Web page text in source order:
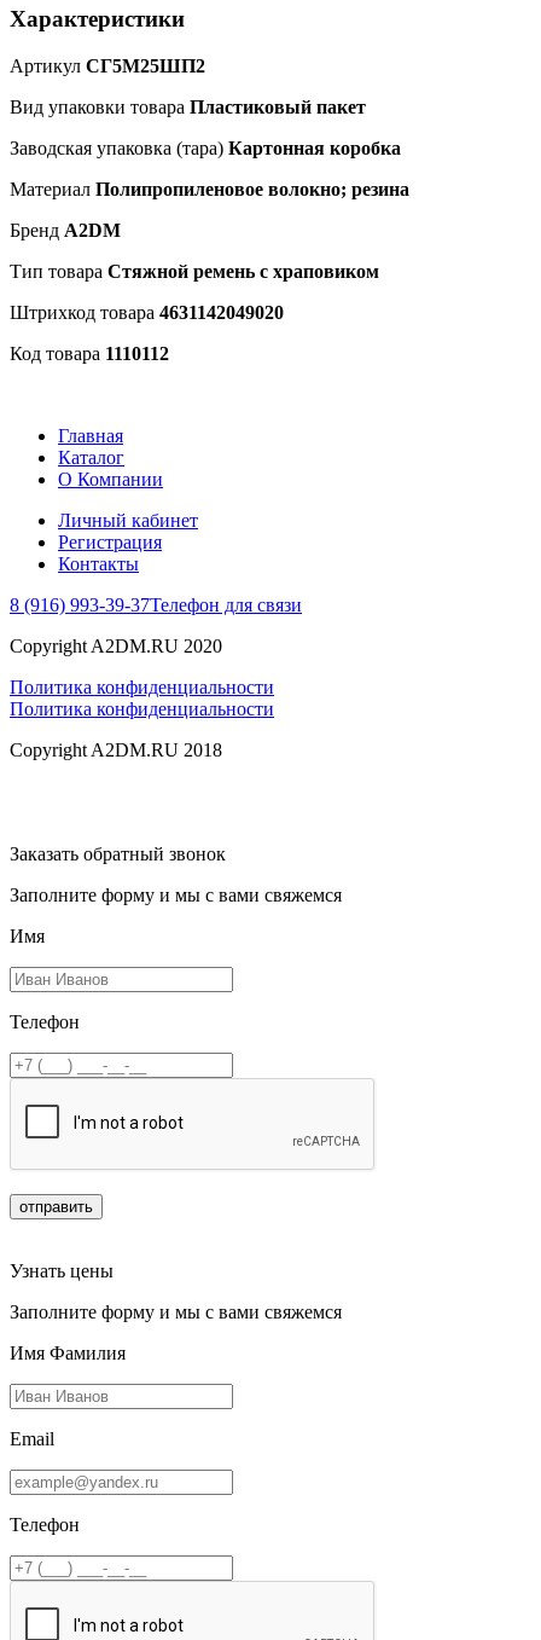
Характеристики
Артикул СГ5М25ШП2
Вид упаковки товара Пластиковый пакет
Заводская упаковка (тара) Картонная коробка
Материал Полипропиленовое волокно; резина
Бренд A2DM
Тип товара Стяжной ремень с храповиком
Штрихкод товара 4631142049020
Код товара 1110112
Главная
Каталог
О Компании
Личный кабинет
Регистрация
Контакты
8 (916) 993-39-37Телефон для связи
Copyright A2DM.RU 2020
Политика конфиденциальности
Политика конфиденциальности
Copyright A2DM.RU 2018
Заказать обратный звонок
Заполните форму и мы с вами свяжемся
Имя
Телефон
отправить
Узнать цены
Заполните форму и мы с вами свяжемся
Имя Фамилия
Email
Телефон